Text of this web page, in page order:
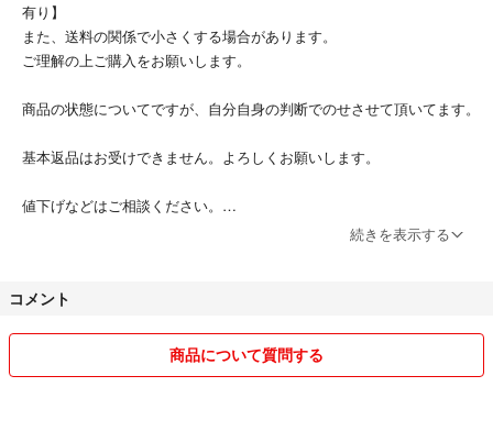
有り】
また、送料の関係で小さくする場合があります。
ご理解の上ご購入をお願いします。
商品の状態についてですが、自分自身の判断でのせさせて頂いてます。
基本返品はお受けできません。よろしくお願いします。
値下げなどはご相談ください。
願いします。
常識のある方のみ取り引きさせて頂きます。
お互いに良い取り引きができるようにお願いします。
続きを表示する
コメント
商品について質問する